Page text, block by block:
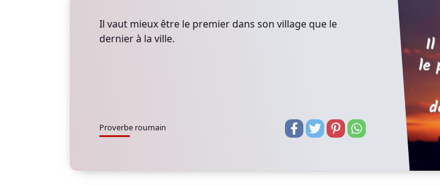
Il vaut mieux être le premier dans son village que le
dernier à la ville.
Proverbe roumain